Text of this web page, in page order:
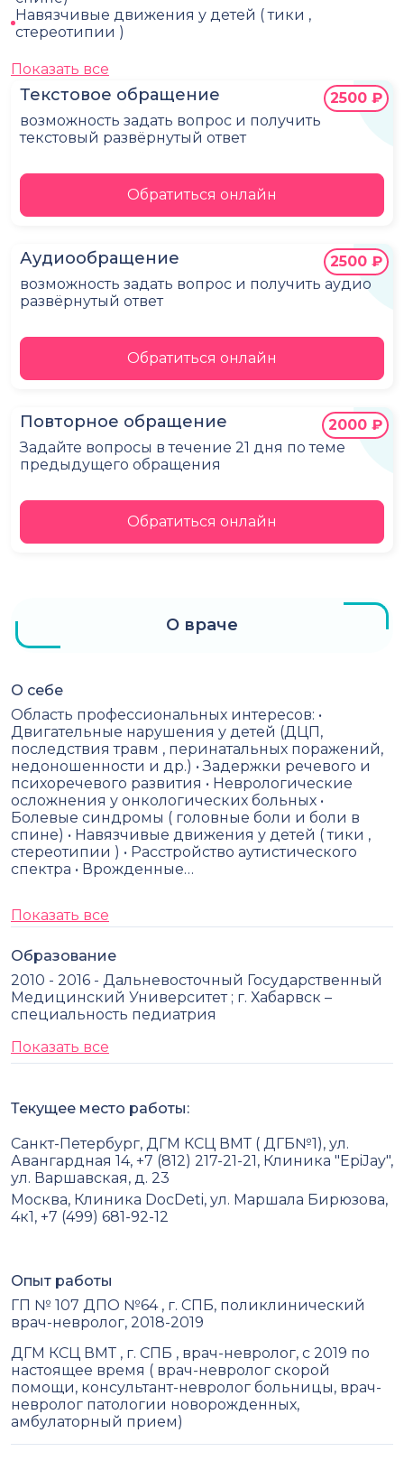
Текстовое обращение
возможность задать вопрос и получить
текстовый развёрнутый ответ
2500 ₽
Обратиться онлайн
Аудиообращение
возможность задать вопрос и получить аудио
развёрнутый ответ
2500 ₽
Обратиться онлайн
Повторное обращение
Задайте вопросы в течение 21 дня по теме
предыдущего обращения
2000 ₽
Обратиться онлайн
Навязчивые движения у детей ( тики ,
стереотипии )
Показать все
О враче
О себе
Область профессиональных интересов: •
Двигательные нарушения у детей (ДЦП,
последствия травм , перинатальных поражений,
недоношенности и др.) • Задержки речевого и
психоречевого развития • Неврологические
осложнения у онкологических больных •
Болевые синдромы ( головные боли и боли в
спине) • Навязчивые движения у детей ( тики ,
стереотипии ) • Расстройство аутистического
спектра • Врожденные…
Показать все
Образование
2010 - 2016 - Дальневосточный Государственный
Медицинский Университет ; г. Хабарвск –
специальность педиатрия
Показать все
Текущее место работы:
Санкт-Петербург, ДГМ КСЦ ВМТ ( ДГБ№1), ул.
Авангардная 14, +7 (812) 217-21-21, Клиника "EpiJay",
ул. Варшавская, д. 23
Москва, Клиника DocDeti, ул. Маршала Бирюзова,
4к1, +7 (499) 681-92-12
Опыт работы
ГП № 107 ДПО №64 , г. СПБ, поликлинический
врач-невролог, 2018-2019
ДГМ КСЦ ВМТ , г. СПБ , врач-невролог, с 2019 по
настоящее время ( врач-невролог скорой
помощи, консультант-невролог больницы, врач-
невролог патологии новорожденных,
амбулаторный прием)